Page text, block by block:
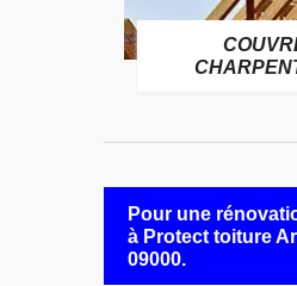
Pour une
à Protect toiture
09000.